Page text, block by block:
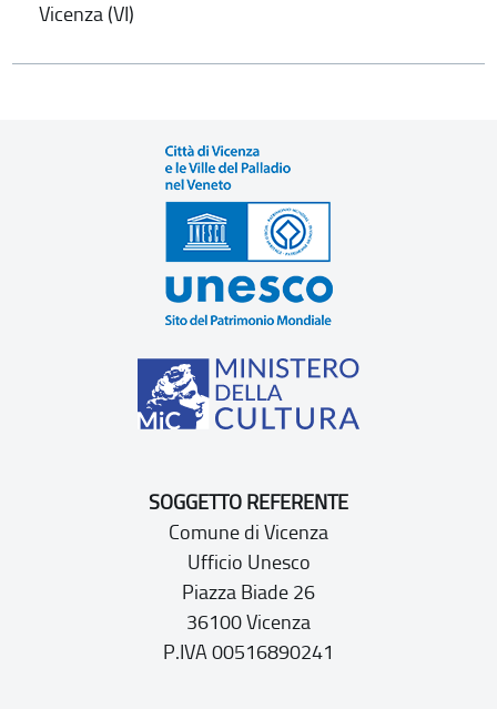
Vicenza (VI)
SOGGETTO REFERENTE
Comune di Vicenza
Ufficio Unesco
Piazza Biade 26
36100 Vicenza
P.IVA 00516890241